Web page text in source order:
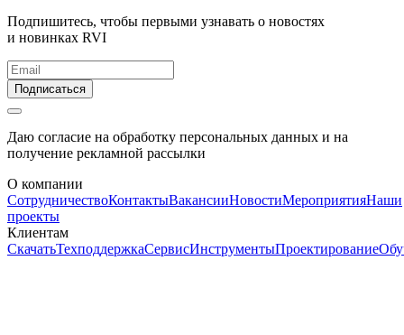
Подпишитесь, чтобы первыми узнавать о новостях
и новинках RVI
Подписаться
Даю согласие на обработку персональных данных и на
получение рекламной рассылки
О компании
СотрудничествоКонтактыВакансииНовостиМероприятияНаши
проекты
Клиентам
СкачатьТехподдержкаСервисИнструментыПроектирование